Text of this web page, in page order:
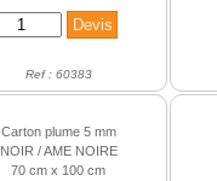
Ref : 60383
Carton plume 5 mm
NOIR / AME NOIRE
70 cm x 100 cm